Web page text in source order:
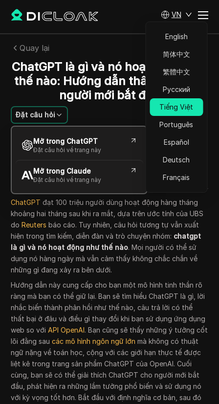
VN
English
简体中文
繁體中文
Русский
Tiếng Việt
Português
Español
Deutsch
Français
Quay lại
ChatGPT là gì và nó hoạt động như
thế nào: Hướng dẫn thân thiện với
người mới bắt đầu
Đặt câu hỏi
Mở trong ChatGPT
Đặt câu hỏi về trang này
Mở trong Claude
Đặt câu hỏi về trang này
Sandra Anderson
19 Th05 2026 10
Đọc trong giây phút
Copy Link
ChatGPT đạt 100 triệu người dùng hoạt động hàng tháng
khoảng hai tháng sau khi ra mắt, dựa trên ước tính của UBS
doReuters báo cáo. Tuy nhiên, câu hỏi tương tự vẫn xuất
hiện trong tìm kiếm, diễn đàn và trò chuyện nhóm: chatgpt
là gì và nó hoạt động như thế nào. Mọi người có thể sử
dụng nó hàng ngày mà vẫn cảm thấy không chắc chắn về
những gì đang xảy ra bên dưới.
Hướng dẫn này cung cấp cho bạn một mô hình tinh thần rõ
ràng mà bạn có thể giữ lại. Bạn sẽ tìm hiểu ChatGPT là gì, lời
nhắc biến thành phản hồi như thế nào, câu trả lời có thể
thất bại ở đâu và điều gì thay đổi khi bạn sử dụng ứng dụng
web so vớiAPI OpenAI. Bạn cũng sẽ thấy những ý tưởng cốt
lõi đằng saucác mô hình ngôn ngữ lớn mà không có thuật
ngữ nặng về toán học, cộng với các giới hạn thực tế được
liệt kê trong trang sản phẩm ChatGPT của OpenAI. Cuối
cùng, bạn sẽ có thể giải thích ChatGPT cho người mới bắt
đầu, phát hiện ra những lầm tưởng phổ biến và sử dụng nó
với kỳ vọng tốt hơn. Bắt đầu với định nghĩa cơ bản, sau đó